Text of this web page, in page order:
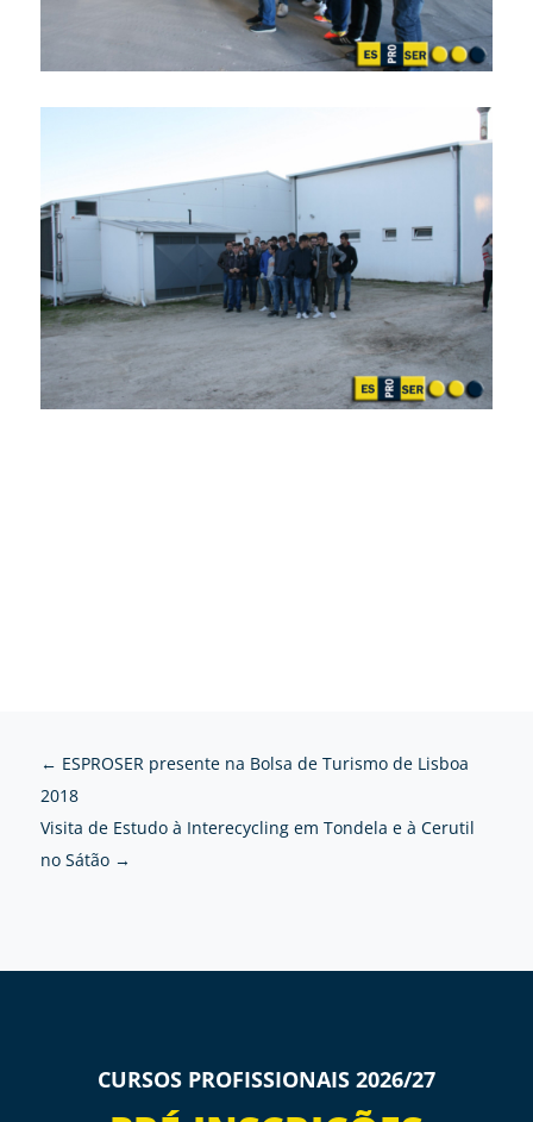
← ESPROSER presente na Bolsa de Turismo de Lisboa
2018
Visita de Estudo à Interecycling em Tondela e à Cerutil
no Sátão→
CURSOS PROFISSIONAIS 2026/27